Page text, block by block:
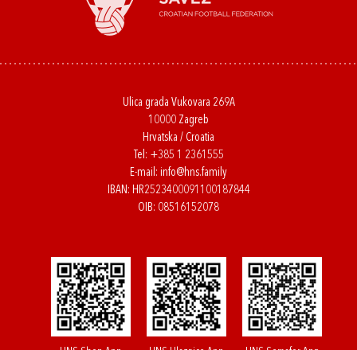
Ulica grada Vukovara 269A
10000 Zagreb
Hrvatska / Croatia
Tel: +385 1 2361555
E-mail: info@hns.family
IBAN: HR2523400091100187844
OIB: 08516152078